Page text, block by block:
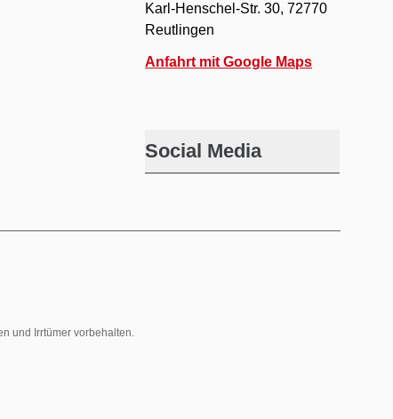
Karl-Henschel-Str. 30, 72770
Reutlingen
Anfahrt mit Google Maps
Social Media
und Irrtümer vorbehalten.